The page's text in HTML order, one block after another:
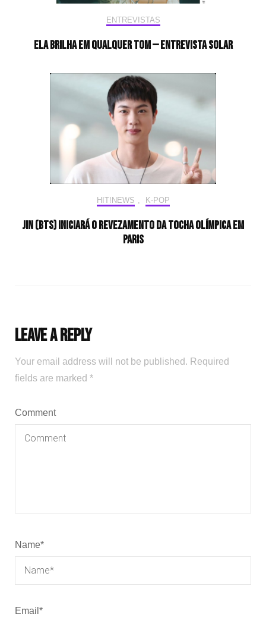
ENTREVISTAS
Ela brilha em qualquer tom — Entrevista Solar
HIT!NEWS , K-POP
Jin (BTS) iniciará o revezamento da tocha olímpica em
Paris
Leave a Reply
Your email address will not be published. Required
fields are marked *
Comment
Name*
Email *